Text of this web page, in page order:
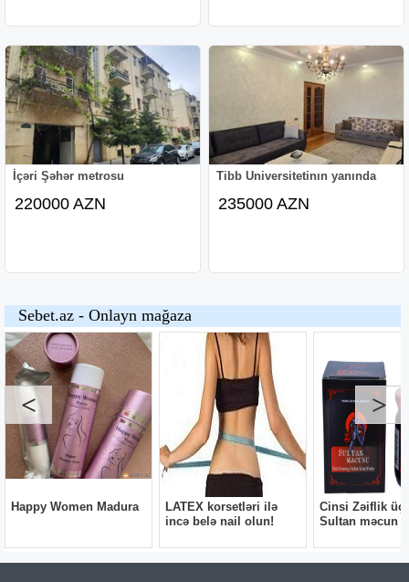
İçəri Şəhər metrosu
220000 AZN
Tibb Universitetinın yanında
235000 AZN